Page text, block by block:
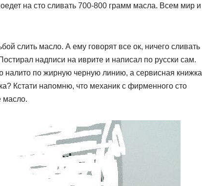
на сто сливать 700-800 грамм масла. Всем мир и
слить масло. А ему говорят все ок, ничего сливать
надписи на иврите и написал по русски сам.
по жирную черную линию, а сервисная книжка
Кстати напомню, что механик с фирменного сто
масло.